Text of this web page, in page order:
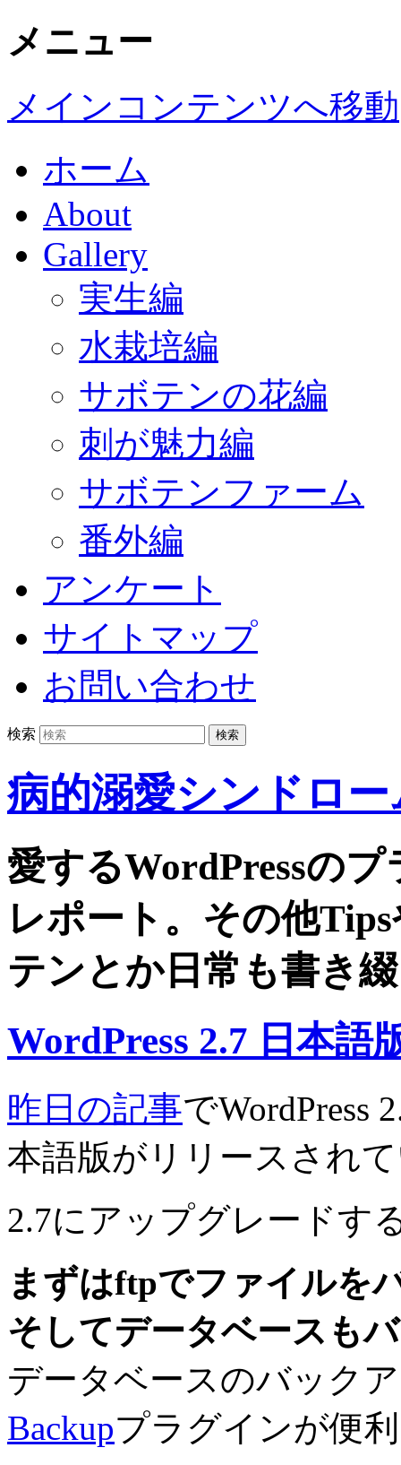
メニュー
メインコンテンツへ移動
ホーム
About
Gallery
実生編
水栽培編
サボテンの花編
刺が魅力編
サボテンファーム
番外編
アンケート
サイトマップ
お問い合わせ
検索
病的溺愛シンドロー
愛するWordPressの
レポート。その他
テンとか日常も書き
WordPress 2.7 日本語
昨日の記事でWordPress
本語版がリリースされ
2.7にアップグレードす
まずはftpでファイルを
そしてデータベースも
データベースのバック
Backupプラグインが便